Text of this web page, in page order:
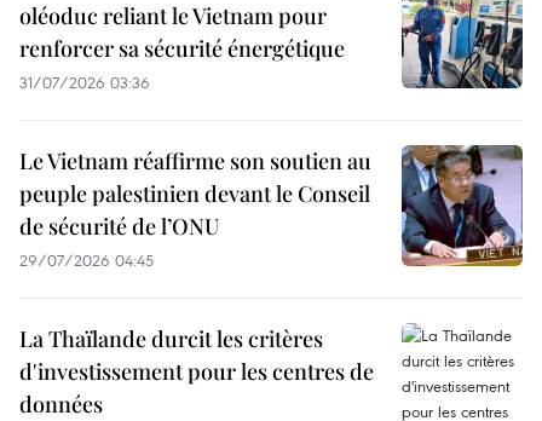
oléoduc reliant le Vietnam pour
renforcer sa sécurité énergétique
31/07/2026 03:36
Le Vietnam réaffirme son soutien au
peuple palestinien devant le Conseil
de sécurité de l’ONU
29/07/2026 04:45
La Thaïlande durcit les critères
d'investissement pour les centres de
données